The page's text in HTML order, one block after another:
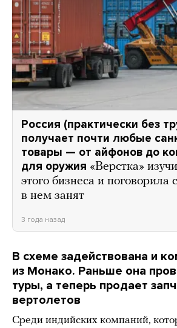
Россия (практически без
получает почти любые
товары — от айфонов до
для оружия «Верстка»
этого бизнеса и поговорила
в нем занят
3 года назад
В схеме задействована и
из Монако. Раньше она
туры, а теперь продает
вертолетов
Среди индийских компаний,